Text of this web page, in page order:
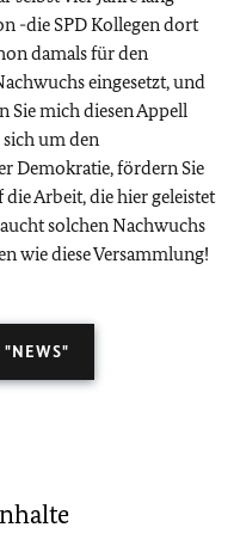
-die SPD Kollegen dort
damals für den
eingesetzt, und
Sie mich diesen Appell
sich um den
Demokratie, fördern Sie
Arbeit, die hier geleistet
solchen Nachwuchs
wie diese Versammlung!